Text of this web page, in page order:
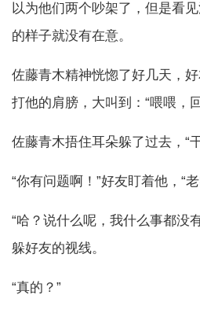
以为他们两个吵架了，但是看
的样子就没有在意。
佐藤青木精神恍惚了好几天，
打他的肩膀，大叫到：“喂喂，
佐藤青木捂住耳朵躲了过去，“
“你有问题啊！”好友盯着他，“
“哈？说什么呢，我什么事都没
躲好友的视线。
“真的？”